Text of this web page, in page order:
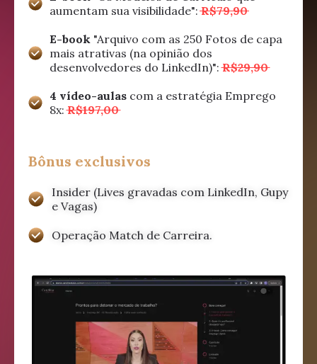
aumentam sua visibilidade":R$79,90
E-book "Arquivo com as 250 Fotos de capa
mais atrativas (na opinião dos
desenvolvedores do LinkedIn)":R$29,90
4 vídeo-aulas com a estratégia Emprego
8x:R$197,00
Bônus exclusivos
Insider (Lives gravadas com LinkedIn, Gupy
e Vagas)
Operação Match de Carreira.